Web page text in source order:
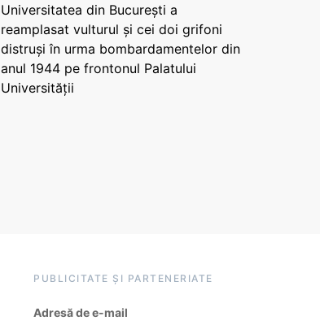
Universitatea din București a
reamplasat vulturul și cei doi grifoni
distruși în urma bombardamentelor din
anul 1944 pe frontonul Palatului
Universității
PUBLICITATE ȘI PARTENERIATE
Adresă de e-mail